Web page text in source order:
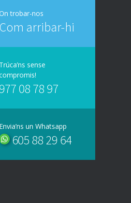
trobar-nos
Com arribar-hi
Trúca’ns sense
08 78 97
Envia’ns un Whatsapp
605 88 29 64